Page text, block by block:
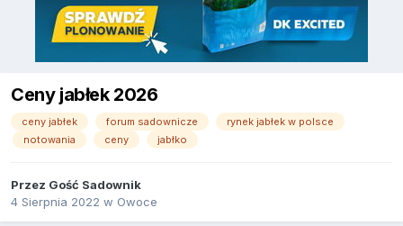
Ceny jabłek 2026
ceny jabłek forum sadownicze
rynek jabłek w polsce
notowania
ceny jabłko
Przez Gość Sadownik
4 Sierpnia 2022 w Owoce